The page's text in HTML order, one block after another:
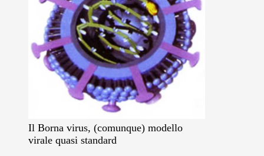
Il Borna virus, (comunque) modello
virale quasi standard